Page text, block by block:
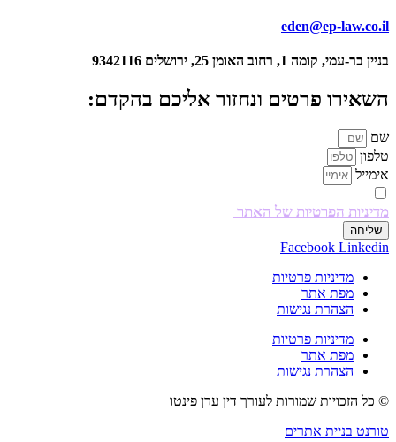
eden@ep-law.co.il
בניין בר-עמי, קומה 1, רחוב האומן 25, ירושלים 9342116
השאירו פרטים ונחזור אליכם בהקדם:
שם
טלפון
אימייל
מדיניות הפרטיות של האתר
שליחה
Facebook Linkedin
מדיניות פרטיות
מפת אתר
הצהרת נגישות
מדיניות פרטיות
מפת אתר
הצהרת נגישות
© כל הזכויות שמורות לעורך דין עדן פינטו
טורנט בניית אתרים